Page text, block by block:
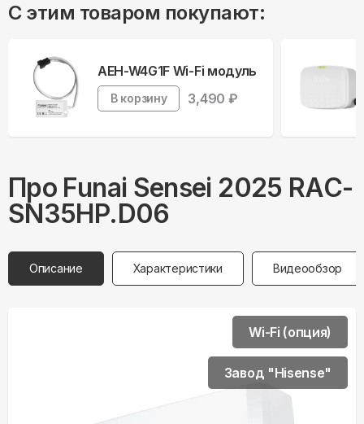
С этим товаром покупают:
AEH-W4G1F Wi-Fi модуль
В корзину 3,490 ₽
Про Funai Sensei 2025 RAC-
SN35HP.D06
Описание Характеристики Видеообзор
Wi-Fi (опция)
Завод "Hisense"